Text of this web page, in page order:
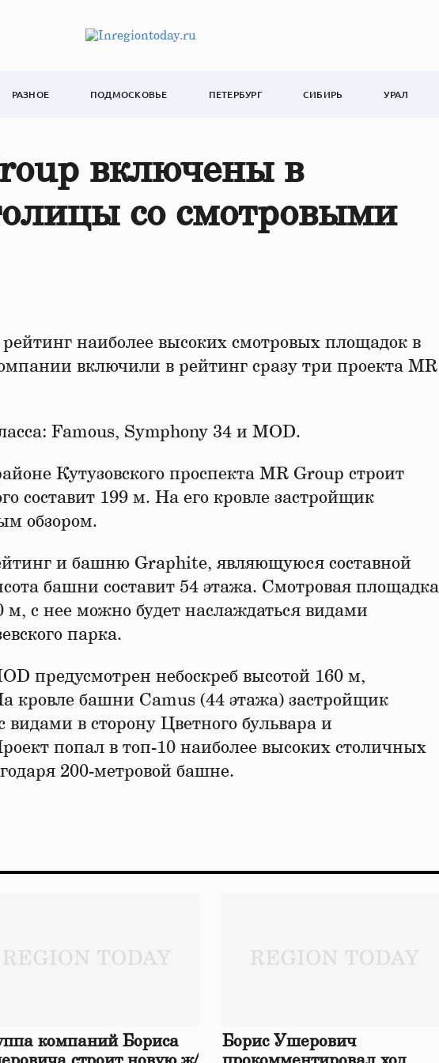
РАЗНОЕ ПОДМОСКОВЬЕ ПЕТЕРБУРГ СИБИРЬ УРАЛ
включены в
со смотровыми
наиболее высоких смотровых площадок в
включили в рейтинг сразу три проекта MR
Famous, Symphony 34 и MOD.
Кутузовского проспекта MR Group строит
составит 199 м. На его кровле застройщик
обзором.
и башню Graphite, являющуюся составной
башни составит 54 этажа. Смотровая площадка
м, с нее можно будет наслаждаться видами
парка.
предусмотрен небоскреб высотой 160 м,
кровле башни Camus (44 этажа) застройщик
в сторону Цветного бульвара и
попал в топ-10 наиболее высоких столичных
200-метровой башне.
компаний Бориса
Борис Ушерович